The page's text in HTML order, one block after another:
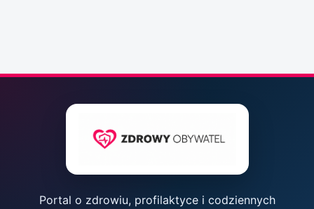
Portal o zdrowiu, profilaktyce i codziennych